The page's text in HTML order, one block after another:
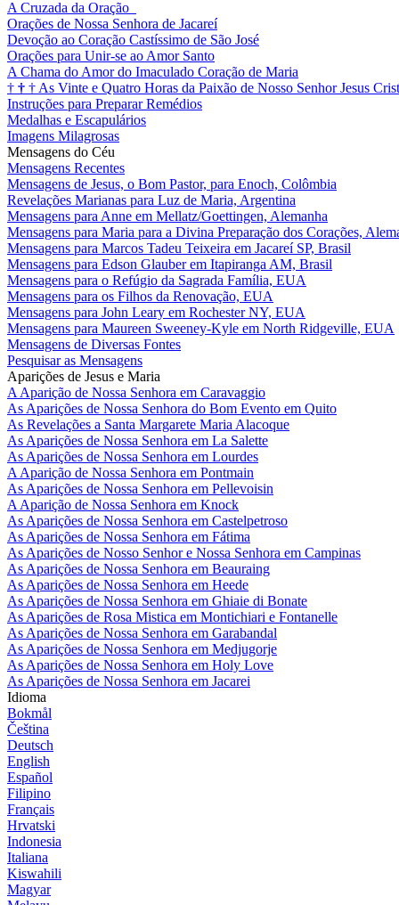
A Cruzada da Oração
Orações de Nossa Senhora de Jacareí
Devoção ao Coração Castíssimo de São José
Orações para Unir-se ao Amor Santo
A Chama do Amor do Imaculado Coração de Maria
† † † As Vinte e Quatro Horas da Paixão de Nosso Senhor Jesus
Instruções para Preparar Remédios
Medalhas e Escapulários
Imagens Milagrosas
Mensagens do Céu
Mensagens Recentes
Mensagens de Jesus, o Bom Pastor, para Enoch, Colômbia
Revelações Marianas para Luz de Maria, Argentina
Mensagens para Anne em Mellatz/Goettingen, Alemanha
Mensagens para Maria para a Divina Preparação dos Corações,
Mensagens para Marcos Tadeu Teixeira em Jacareí SP, Brasil
Mensagens para Edson Glauber em Itapiranga AM, Brasil
Mensagens para o Refúgio da Sagrada Família, EUA
Mensagens para os Filhos da Renovação, EUA
Mensagens para John Leary em Rochester NY, EUA
Mensagens para Maureen Sweeney-Kyle em North Ridgeville, EUA
Mensagens de Diversas Fontes
Pesquisar as Mensagens
Aparições de Jesus e Maria
A Aparição de Nossa Senhora em Caravaggio
As Aparições de Nossa Senhora do Bom Evento em Quito
As Revelações a Santa Margarete Maria Alacoque
As Aparições de Nossa Senhora em La Salette
As Aparições de Nossa Senhora em Lourdes
A Aparição de Nossa Senhora em Pontmain
As Aparições de Nossa Senhora em Pellevoisin
A Aparição de Nossa Senhora em Knock
As Aparições de Nossa Senhora em Castelpetroso
As Aparições de Nossa Senhora em Fátima
As Aparições de Nosso Senhor e Nossa Senhora em Campinas
As Aparições de Nossa Senhora em Beauraing
As Aparições de Nossa Senhora em Heede
As Aparições de Nossa Senhora em Ghiaie di Bonate
As Aparições de Rosa Mistica em Montichiari e Fontanelle
As Aparições de Nossa Senhora em Garabandal
As Aparições de Nossa Senhora em Medjugorje
As Aparições de Nossa Senhora em Holy Love
As Aparições de Nossa Senhora em Jacarei
Idioma
Bokmål
Čeština
Deutsch
English
Español
Filipino
Français
Hrvatski
Indonesia
Italiana
Kiswahili
Magyar